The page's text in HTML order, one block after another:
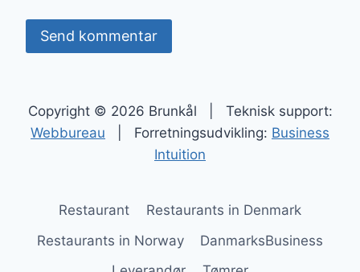
Copyright © 2026 Brunkål | Teknisk support:
Webbureau | Forretningsudvikling: Business
Intuition
Restaurant
Restaurants in Denmark
Restaurants in Norway
DanmarksBusiness